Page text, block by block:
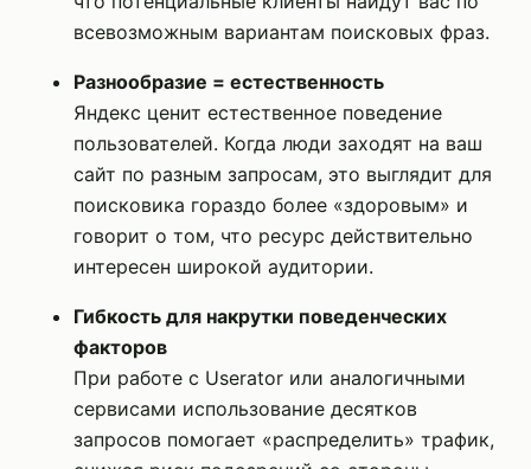
всевозможным вариантам поисковых фраз.
Разнообразие = естественность
Яндекс ценит естественное поведение
пользователей. Когда люди заходят на ваш
сайт по разным запросам, это выглядит для
поисковика гораздо более «здоровым» и
говорит о том, что ресурс действительно
интересен широкой аудитории.
Гибкость для накрутки поведенческих
факторов
При работе с Userator или аналогичными
сервисами использование десятков
запросов помогает «распределить» трафик,